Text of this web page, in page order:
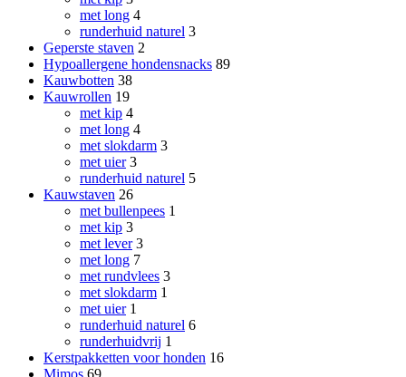
met long 4
runderhuid naturel 3
Geperste staven 2
Hypoallergene hondensnacks 89
Kauwbotten 38
Kauwrollen 19
met kip 4
met long 4
met slokdarm 3
met uier 3
runderhuid naturel 5
Kauwstaven 26
met bullenpees 1
met kip 3
met lever 3
met long 7
met rundvlees 3
met slokdarm 1
met uier 1
runderhuid naturel 6
runderhuidvrij 1
Kerstpakketten voor honden 16